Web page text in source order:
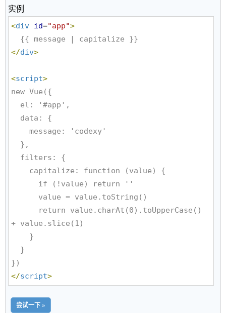
实例
<div id="app">
</div>
<script>
new Vue({
+ value.slice(1)
</script>
尝试一下 »